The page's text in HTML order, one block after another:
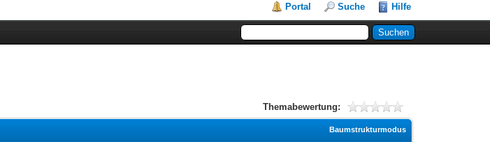
Portal Suche Hilfe
Themabewertung:
Baumstrukturmodus